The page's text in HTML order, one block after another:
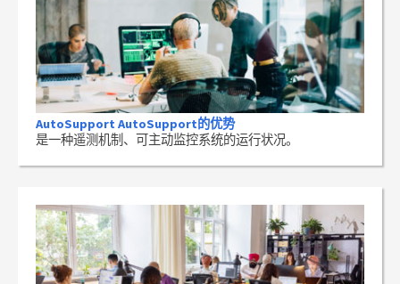
AutoSupport AutoSupport的优势
是一种遥测机制、可主动监控系统的运行状况。